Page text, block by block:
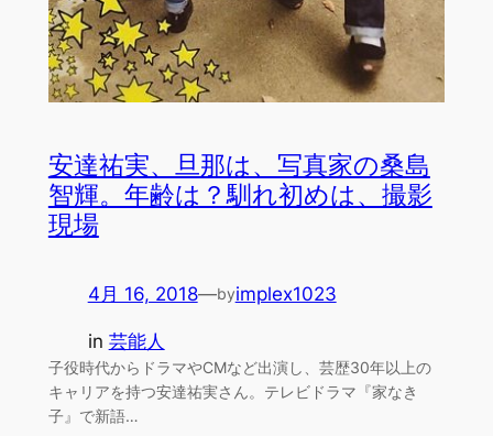
安達祐実、旦那は、写真家の桑島
智輝。年齢は？馴れ初めは、撮影
現場
4月 16, 2018—byimplex1023
in 芸能人
子役時代からドラマやCMなど出演し、芸歴30年以上の
キャリアを持つ安達祐実さん。テレビドラマ『家なき
子』で新語…